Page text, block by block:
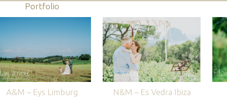
Portfolio
A&M – Eys Limburg N&M – Es Vedra Ibiza